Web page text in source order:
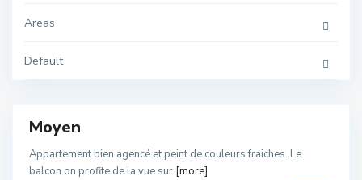
Areas
Default
O
u
l
o
Moyen
Appartement bien agencé et peint de couleurs fraiches. Le
balcon on profite de la vue sur [more]
d
l
o
u
,